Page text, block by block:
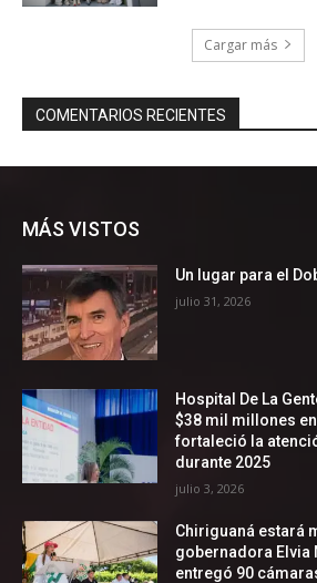
MÁS VISTOS
Un lugar para el
julio 31, 2026
Hospital De La
$38 mil millones
fortaleció la
durante 2025
julio 3, 2026
Chiriguaná estará
gobernadora Elvia
entregó 90